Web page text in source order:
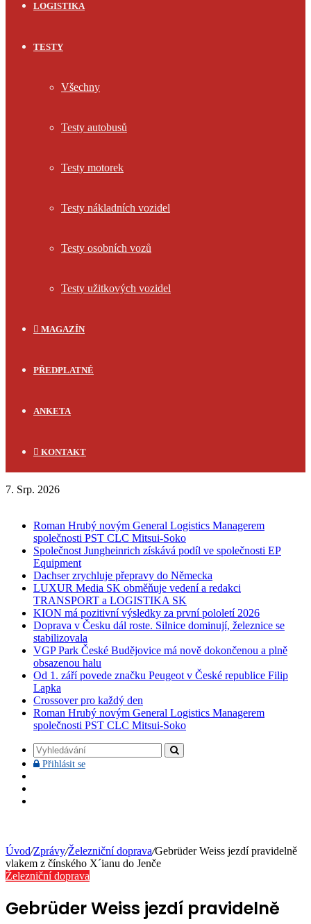
LOGISTIKA
TESTY
Všechny
Testy autobusů
Testy motorek
Testy nákladních vozidel
Testy osobních vozů
Testy užitkových vozidel
MAGAZÍN
PŘEDPLATNÉ
ANKETA
KONTAKT
7. Srp. 2026
Roman Hrubý novým General Logistics Managerem
společnosti PST CLC Mitsui-Soko
Společnost Jungheinrich získává podíl ve společnosti EP
Equipment
Dachser zrychluje přepravy do Německa
LUXUR Media SK obměňuje vedení a redakci
TRANSPORT a LOGISTIKA SK
KION má pozitivní výsledky za první pololetí 2026
Doprava v Česku dál roste. Silnice dominují, železnice se
stabilizovala
VGP Park České Budějovice má nově dokončenou a plně
obsazenou halu
Od 1. září povede značku Peugeot v České republice Filip
Lapka
Crossover pro každý den
Roman Hrubý novým General Logistics Managerem
společnosti PST CLC Mitsui-Soko
Vyhledávání
Přihlásit sePřihlásit
Úvod/Zprávy/Železniční doprava/Gebrüder Weiss jezdí pravidelně
vlakem z čínského X´ianu do Jenče
Železniční doprava
Gebrüder Weiss jezdí pravidelně